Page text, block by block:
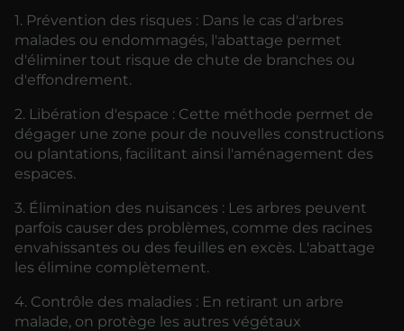
1. Prévention des risques : Dans le cas d'arbres
malades ou endommagés, l'abattage permet
d'éliminer tout risque de chute de branches ou
d'effondrement.
2. Libération d'espace : Cette méthode permet de
dégager une zone pour de nouvelles constructions
ou plantations, facilitant ainsi l'aménagement des
espaces.
3. Élimination des nuisances : Les arbres peuvent
parfois causer des problèmes, comme des racines
envahissantes ou des feuilles en excès. L'abattage
les élimine complètement.
4. Contrôle des maladies : En retirant un arbre
malade, on protège les autres végétaux